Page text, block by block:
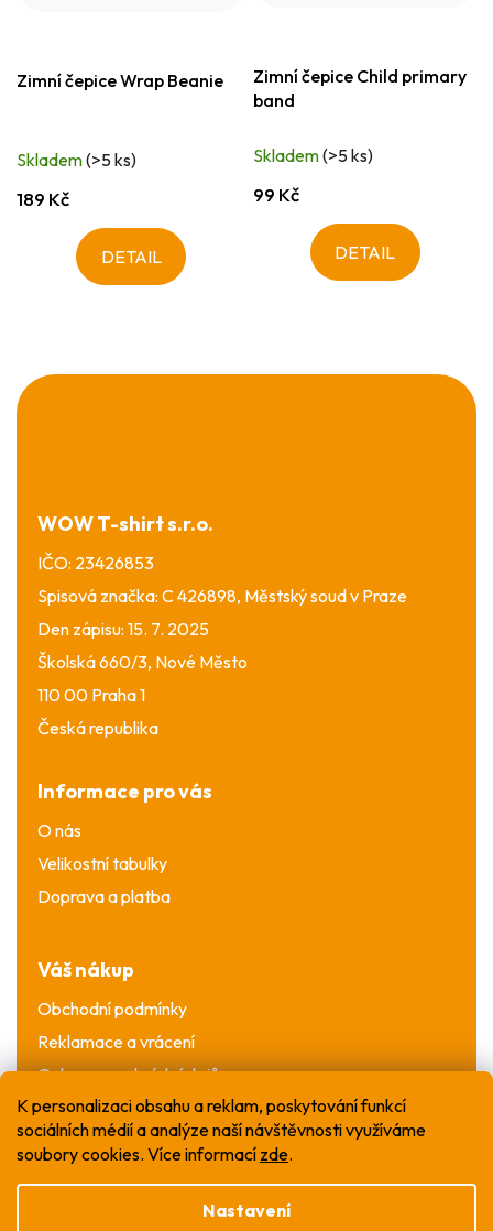
K personalizaci obsahu a reklam, poskytování funkcí
sociálních médií a analýze naší návštěvnosti využíváme
soubory cookies. Více informací zde.
Nastavení
Zimní čepice Wrap Beanie
Skladem(>5 ks)
189 Kč
DETAIL
Zimní čepice Child primary
band
Skladem(>5 ks)
99 Kč
DETAIL
Z
á
WOW T-shirt s.r.o.
IČO: 23426853
Spisová značka: C 426898, Městský soud v Praze
Den zápisu: 15. 7. 2025
Školská 660/3, Nové Město
110 00 Praha 1
Česká republika
Informace pro vás
O nás
Velikostní tabulky
Doprava a platba
Váš nákup
Obchodní podmínky
Reklamace a vrácení
Ochrana osobních údajů